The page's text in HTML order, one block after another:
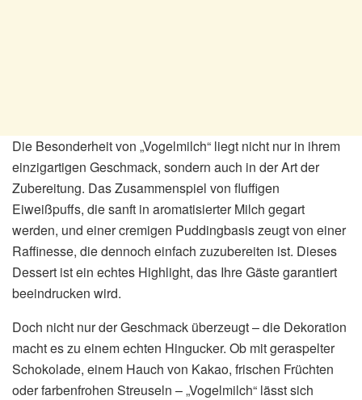
Die Besonderheit von „Vogelmilch“ liegt nicht nur in ihrem
einzigartigen Geschmack, sondern auch in der Art der
Zubereitung. Das Zusammenspiel von fluffigen
Eiweißpuffs, die sanft in aromatisierter Milch gegart
werden, und einer cremigen Puddingbasis zeugt von einer
Raffinesse, die dennoch einfach zuzubereiten ist. Dieses
Dessert ist ein echtes Highlight, das Ihre Gäste garantiert
beeindrucken wird.
Doch nicht nur der Geschmack überzeugt – die Dekoration
macht es zu einem echten Hingucker. Ob mit geraspelter
Schokolade, einem Hauch von Kakao, frischen Früchten
oder farbenfrohen Streuseln – „Vogelmilch“ lässt sich